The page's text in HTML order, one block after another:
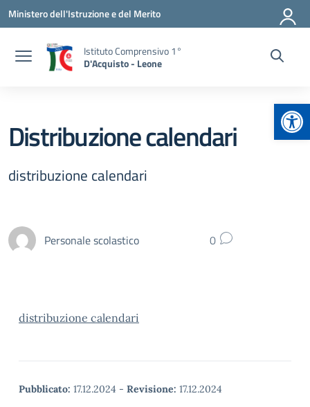
Vai ai contenuti
Vai al menu di navigazione
Vai al footer
Ministero dell'Istruzione e del Merito
Istituto Comprensivo 1°
D'Acquisto - Leone
Distribuzione calendari
distribuzione calendari
Personale scolastico 0
distribuzione calendari
Pubblicato: 17.12.2024 - Revisione: 17.12.2024